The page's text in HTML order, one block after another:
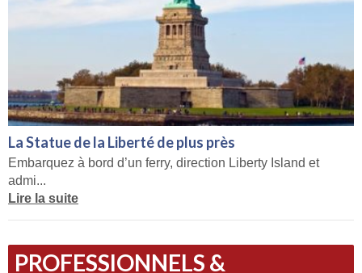
La Statue de la Liberté de plus près
Embarquez à bord d’un ferry, direction Liberty Island et
admi...
Lire la suite
PROFESSIONNELS &